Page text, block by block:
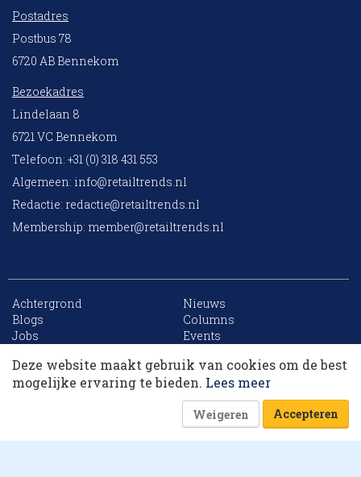
Postadres
Postbus 78
6720 AB Bennekom
Bezoekadres
Lindelaan 8
6721 VC Bennekom
Telefoon: +31 (0) 318 431 553
Algemeen: info@retailtrends.nl
Redactie: redactie@retailtrends.nl
Membership: member@retailtrends.nl
Achtergrond
Nieuws
Blogs
Columns
Jobs
Events
Archief
Sitemap
Website is powered by
Deze website maakt gebruik van cookies om de best
mogelijke ervaring te bieden. Lees meer
Weigeren Accepteren
10 collega’s
Korting op events